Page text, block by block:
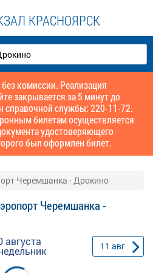
КРАСНОЯРСК
комиссии. Реализация
закрывается за 5 минут до
справочной службы: 220-11-72.
билетам осуществляется
удостоверяющего
был оформлен билет.
Черемшанка - Дрокино
Черемшанка -
августа 11 авг